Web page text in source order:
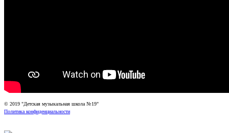
© 2019 "Детская музыкальная школа №19"
Политика конфиденциальности